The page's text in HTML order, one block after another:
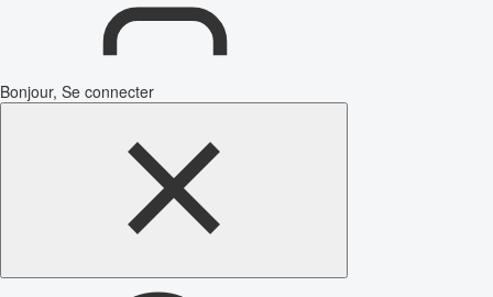
Bonjour, Se connecter